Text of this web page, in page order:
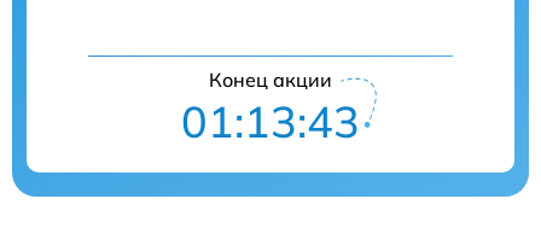
Конец акции
01:13:42